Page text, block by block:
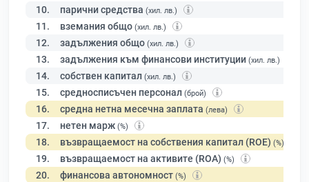
10. парични средства (хил. лв.)
11. вземания общо (хил. лв.)
12. задължения общо (хил. лв.)
13. задължения към финансови институции (хил. лв.)
14. собствен капитал (хил. лв.)
15. средносписъчен персонал (брой)
16. средна нетна месечна заплата (лева)
17. нетен марж (%)
18. възвращаемост на собствения капитал (ROE) (%)
19. възвращаемост на активите (ROA) (%)
20. финансова автономност (%)